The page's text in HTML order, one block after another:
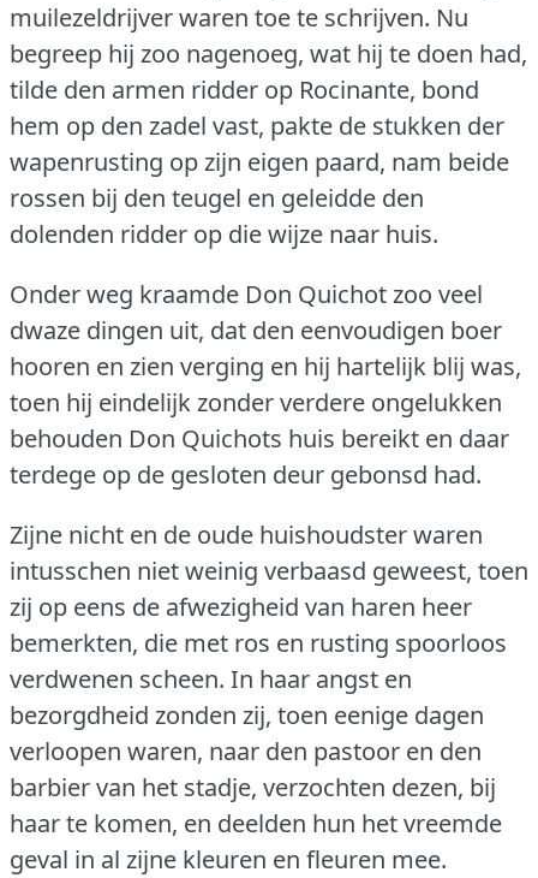
muilezeldrijver waren toe te schrijven. Nu
begreep hij zoo nagenoeg, wat hij te doen had,
tilde den armen ridder op Rocinante, bond
hem op den zadel vast, pakte de stukken der
wapenrusting op zijn eigen paard, nam beide
rossen bij den teugel en geleidde den
dolenden ridder op die wijze naar huis.
Onder weg kraamde Don Quichot zoo veel
dwaze dingen uit, dat den eenvoudigen boer
hooren en zien verging en hij hartelijk blij was,
toen hij eindelijk zonder verdere ongelukken
behouden Don Quichots huis bereikt en daar
terdege op de gesloten deur gebonsd had.
Zijne nicht en de oude huishoudster waren
intusschen niet weinig verbaasd geweest, toen
zij op eens de afwezigheid van haren heer
bemerkten, die met ros en rusting spoorloos
verdwenen scheen. In haar angst en
bezorgdheid zonden zij, toen eenige dagen
verloopen waren, naar den pastoor en den
barbier van het stadje, verzochten dezen, bij
haar te komen, en deelden hun het vreemde
geval in al zijne kleuren en fleuren mee.